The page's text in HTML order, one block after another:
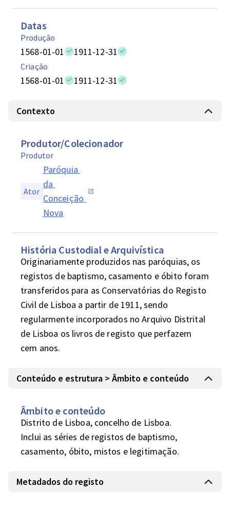
Datas
Produção
1568-01-01 1911-12-31
Criação
1568-01-01 1911-12-31
Contexto
Produtor/Colecionador
Produtor
Ator
Paróquia
da
Conceição
Nova
História Custodial e Arquivística
Originariamente produzidos nas paróquias, os
registos de baptismo, casamento e óbito foram
transferidos para as Conservatórias do Registo
Civil de Lisboa a partir de 1911, sendo
regularmente incorporados no Arquivo Distrital
de Lisboa os livros de registo que perfazem
cem anos.
Conteúdo e estrutura > Âmbito e conteúdo
Âmbito e conteúdo
Distrito de Lisboa, concelho de Lisboa.
Inclui as séries de registos de baptismo,
casamento, óbito, mistos e legitimação.
Metadados do registo